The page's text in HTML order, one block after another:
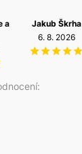
a
Jakub Škrha
6. 8. 2026